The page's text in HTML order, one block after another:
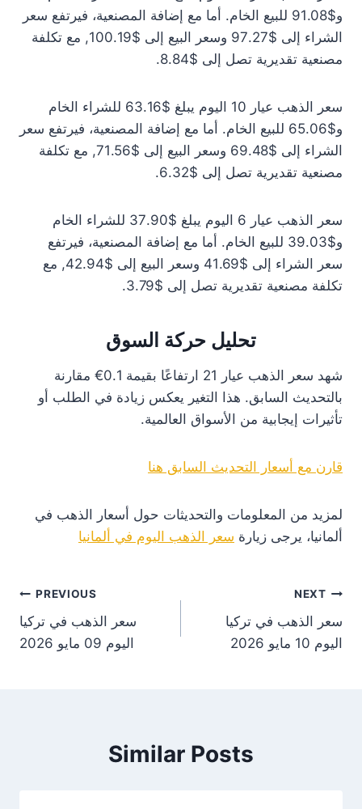
و$91.08 للبيع الخام. أما مع إضافة المصنعية، فيرتفع سعر
الشراء إلى $97.27 وسعر البيع إلى $100.19, مع تكلفة
مصنعية تقديرية تصل إلى $8.84.
سعر الذهب عيار 10 اليوم يبلغ $63.16 للشراء الخام
و$65.06 للبيع الخام. أما مع إضافة المصنعية، فيرتفع سعر
الشراء إلى $69.48 وسعر البيع إلى $71.56, مع تكلفة
مصنعية تقديرية تصل إلى $6.32.
سعر الذهب عيار 6 اليوم يبلغ $37.90 للشراء الخام
و$39.03 للبيع الخام. أما مع إضافة المصنعية، فيرتفع
سعر الشراء إلى $41.69 وسعر البيع إلى $42.94, مع
تكلفة مصنعية تقديرية تصل إلى $3.79.
تحليل حركة السوق
شهد سعر الذهب عيار 21 ارتفاعًا بقيمة 0.1€ مقارنة
بالتحديث السابق. هذا التغير يعكس زيادة في الطلب أو
تأثيرات إيجابية من الأسواق العالمية.
قارن مع أسعار التحديث السابق هنا
لمزيد من المعلومات والتحديثات حول أسعار الذهب في
ألمانيا، يرجى زيارة سعر الذهب اليوم في ألمانيا
PREVIOUS
سعر الذهب في تركيا
اليوم 09 مايو 2026
NEXT
سعر الذهب في تركيا
اليوم 10 مايو 2026
Similar Posts